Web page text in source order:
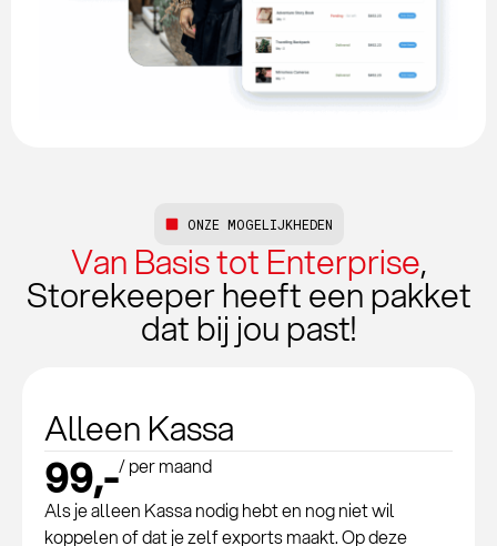
ONZE MOGELIJKHEDEN
Van Basis tot Enterprise,
Storekeeper heeft een pakket
dat bij jou past!
Alleen Kassa
99,-/ per maand
Als je alleen Kassa nodig hebt en nog niet wil
koppelen of dat je zelf exports maakt. Op deze